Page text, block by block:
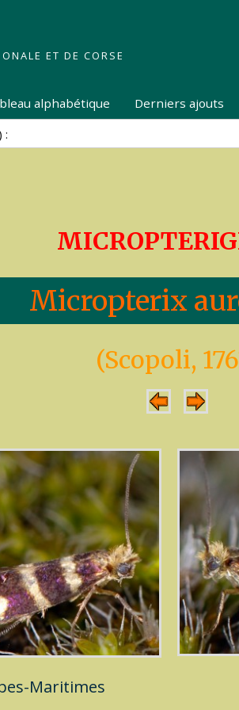
ET DE CORSE
alphabétique Derniers ajouts
Micropterix
(Scopoli,
Maritimes